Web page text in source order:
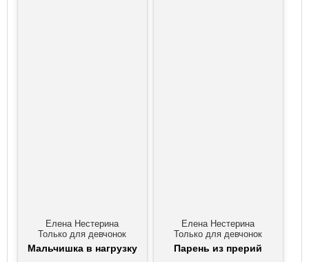
Елена Нестерина
Только для девчонок
Мальчишка в нагрузку
Елена Нестерина
Только для девчонок
Парень из прерий